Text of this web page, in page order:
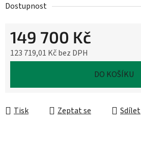
Dostupnost
149 700 Kč
123 719,01 Kč bez DPH
DO KOŠÍKU
Tisk Zeptat se Sdílet